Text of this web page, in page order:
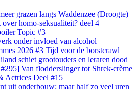
grazen langs Waddenzee (Droogte)
homo-seksualiteit? deel 4
Topic #3
onder invloed van alcohol
2026 #3 Tijd voor de borstcrawl
schiet grootouders en leraren dood
Van flodderslinger tot Shrek-crème
Actrices Deel #15
uit onderbouw: maar half zo veel uren